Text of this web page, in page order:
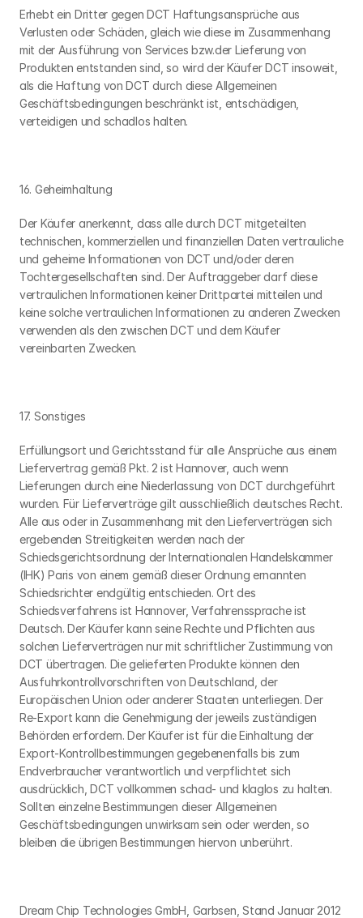
Erhebt ein Dritter gegen DCT Haftungsansprüche aus
Verlusten oder Schäden, gleich wie diese im Zusammenhang
mit der Ausführung von Services bzw.der Lieferung von
Produkten entstanden sind, so wird der Käufer DCT insoweit,
als die Haftung von DCT durch diese Allgemeinen
Geschäftsbedingungen beschränkt ist, entschädigen,
verteidigen und schadlos halten.
16. Geheimhaltung
Der Käufer anerkennt, dass alle durch DCT mitgeteilten
technischen, kommerziellen und finanziellen Daten vertrauliche
und geheime Informationen von DCT und/oder deren
Tochtergesellschaften sind. Der Auftraggeber darf diese
vertraulichen Informationen keiner Drittpartei mitteilen und
keine solche vertraulichen Informationen zu anderen Zwecken
verwenden als den zwischen DCT und dem Käufer
vereinbarten Zwecken.
17. Sonstiges
Erfüllungsort und Gerichtsstand für alle Ansprüche aus einem
Liefervertrag gemäß Pkt. 2 ist Hannover, auch wenn
Lieferungen durch eine Niederlassung von DCT durchgeführt
wurden. Für Lieferverträge gilt ausschließlich deutsches Recht.
Alle aus oder in Zusammenhang mit den Lieferverträgen sich
ergebenden Streitigkeiten werden nach der
Schiedsgerichtsordnung der Internationalen Handelskammer
(IHK) Paris von einem gemäß dieser Ordnung ernannten
Schiedsrichter endgültig entschieden. Ort des
Schiedsverfahrens ist Hannover, Verfahrenssprache ist
Deutsch. Der Käufer kann seine Rechte und Pflichten aus
solchen Lieferverträgen nur mit schriftlicher Zustimmung von
DCT übertragen. Die gelieferten Produkte können den
Ausfuhrkontrollvorschriften von Deutschland, der
Europäischen Union oder anderer Staaten unterliegen. Der
Re-Export kann die Genehmigung der jeweils zuständigen
Behörden erfordern. Der Käufer ist für die Einhaltung der
Export-Kontrollbestimmungen gegebenenfalls bis zum
Endverbraucher verantwortlich und verpflichtet sich
ausdrücklich, DCT vollkommen schad- und klaglos zu halten.
Sollten einzelne Bestimmungen dieser Allgemeinen
Geschäftsbedingungen unwirksam sein oder werden, so
bleiben die übrigen Bestimmungen hiervon unberührt.
Dream Chip Technologies GmbH, Garbsen, Stand Januar 2012